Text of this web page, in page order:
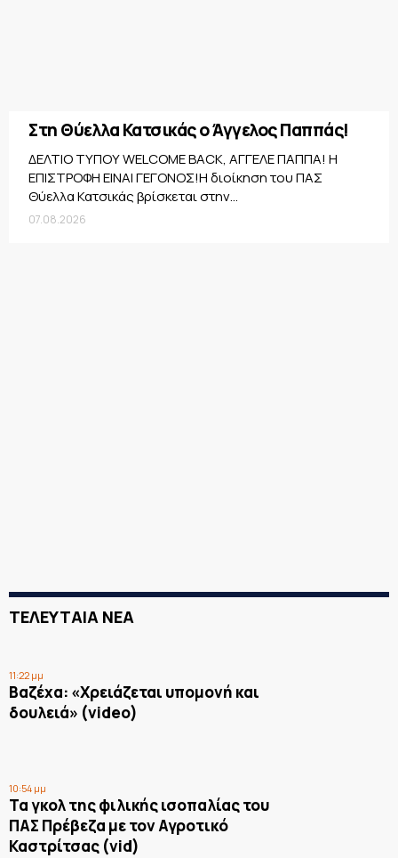
Στη Θύελλα Κατσικάς ο Άγγελος Παππάς!
ΔΕΛΤΙΟ ΤΥΠΟΥ WELCOME BACK, ΑΓΓΕΛΕ ΠΑΠΠΑ! Η
ΕΠΙΣΤΡΟΦΗ ΕΙΝΑΙ ΓΕΓΟΝΟΣ!Η διοίκηση του ΠΑΣ
Θύελλα Κατσικάς βρίσκεται στην...
07.08.2026
ΤΕΛΕΥΤΑΙΑ ΝΕΑ
11:22 μμ
Βαζέχα: «Χρειάζεται υπομονή και
δουλειά» (video)
10:54 μμ
Τα γκολ της φιλικής ισοπαλίας του
ΠΑΣ Πρέβεζα με τον Αγροτικό
Καστρίτσας (vid)